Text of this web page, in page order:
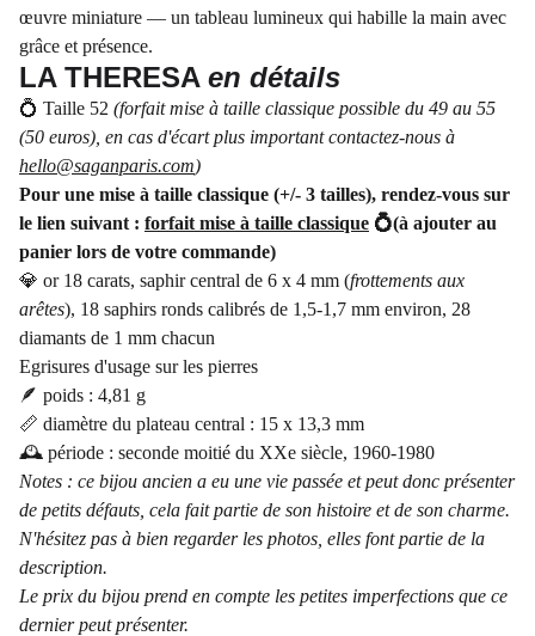
œuvre miniature — un tableau lumineux qui habille la main avec
grâce et présence.
LA THERESA en détails
💍 Taille 52 (forfait mise à taille classique possible du 49 au 55
(50 euros), en cas d'écart plus important contactez-nous à
hello@saganparis.com)
Pour une mise à taille classique (+/- 3 tailles), rendez-vous sur
le lien suivant : forfait mise à taille classique 💍(à ajouter au
panier lors de votre commande)
💎 or 18 carats, saphir central de 6 x 4 mm (frottements aux
arêtes), 18 saphirs ronds calibrés de 1,5-1,7 mm environ, 28
diamants de 1 mm chacun
Egrisures d'usage sur les pierres
🪶 poids : 4,81 g
📏 diamètre du plateau central : 15 x 13,3 mm
🕰️ période : seconde moitié du XXe siècle, 1960-1980
Notes : ce bijou ancien a eu une vie passée et peut donc présenter
de petits défauts, cela fait partie de son histoire et de son charme.
N'hésitez pas à bien regarder les photos, elles font partie de la
description.
Le prix du bijou prend en compte les petites imperfections que ce
dernier peut présenter.